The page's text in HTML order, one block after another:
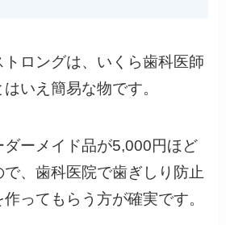
ロングは、いくら歯科医師
いえ簡易な物です。
ーメイド品が5,000円ほど
、歯科医院で歯ぎしり防止
ってもらう方が確実です。